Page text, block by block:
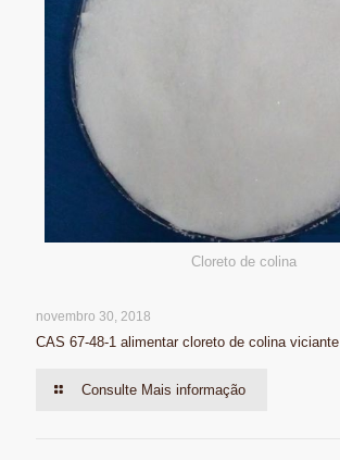
Cloreto de colina
novembro 30, 2018
CAS 67-48-1 alimentar cloreto de colina viciante
Consulte Mais informação